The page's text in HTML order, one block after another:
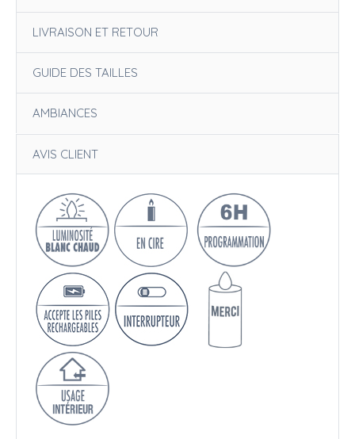
LIVRAISON ET RETOUR
GUIDE DES TAILLES
AMBIANCES
AVIS CLIENT